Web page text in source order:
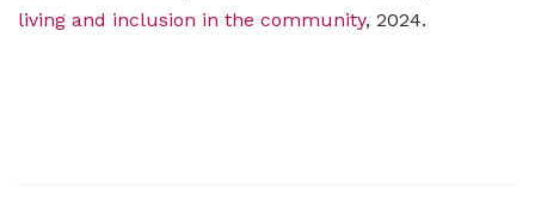
living and inclusion in the community, 2024.